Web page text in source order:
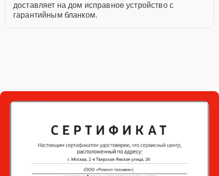
доставляет на дом исправное устройство с
гарантийным бланком.